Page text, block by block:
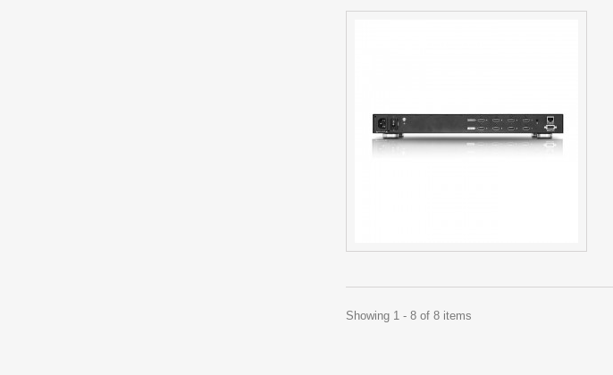
Showing 1 - 8 of 8 items